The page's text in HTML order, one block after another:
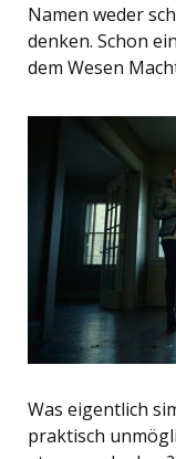
Namen weder
denken. Schon
dem Wesen
Was eigentlich
praktisch